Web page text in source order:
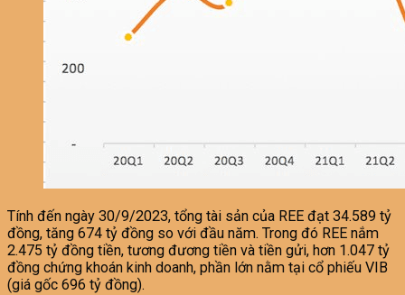
Tính đến ngày 30/9/2023, tổng tài sản của REE đạt 34.589 tỷ
đồng, tăng 674 tỷ đồng so với đầu năm. Trong đó REE nắm
2.475 tỷ đồng tiền, tương đương tiền và tiền gửi, hơn 1.047 tỷ
đồng chứng khoán kinh doanh, phần lớn nằm tại cổ phiếu VIB
(giá gốc 696 tỷ đồng).